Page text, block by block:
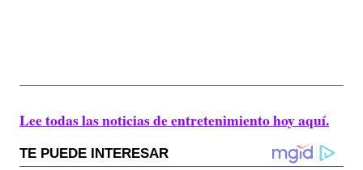
Lee todas las noticias de entretenimiento hoy aquí.